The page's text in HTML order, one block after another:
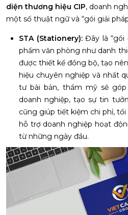
diện thương hiệu CIP, doanh
một số thuật ngữ và “gói giải
STA (Stationery):Đây là “gói
phẩm văn phòng như danh
được thiết kế đồng bộ, tạo
hiệu chuyên nghiệp và nhất
tư bài bản, thẩm mỹ sẽ
doanh nghiệp, tạo sự tin
cũng giúp tiết kiệm chi phí,
hỗ trợ doanh nghiệp hoạt
từ những ngày đầu.